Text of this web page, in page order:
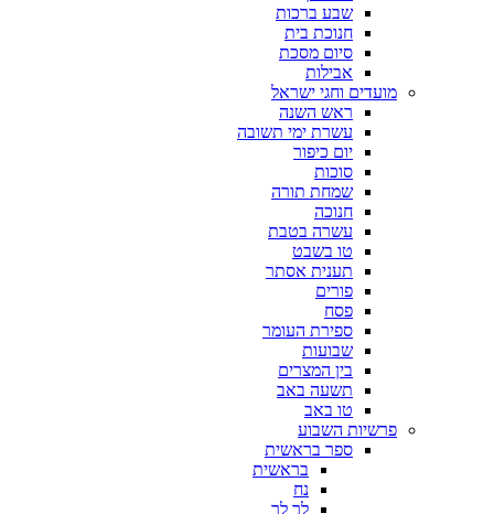
שבע ברכות
חנוכת בית
סיום מסכת
אבילות
מועדים וחגי ישראל
ראש השנה
עשרת ימי תשובה
יום כיפור
סוכות
שמחת תורה
חנוכה
עשרה בטבת
טו בשבט
תענית אסתר
פורים
פסח
ספירת העומר
שבועות
בין המצרים
תשעה באב
טו באב
פרשיות השבוע
ספר בראשית
בראשית
נח
לך לך